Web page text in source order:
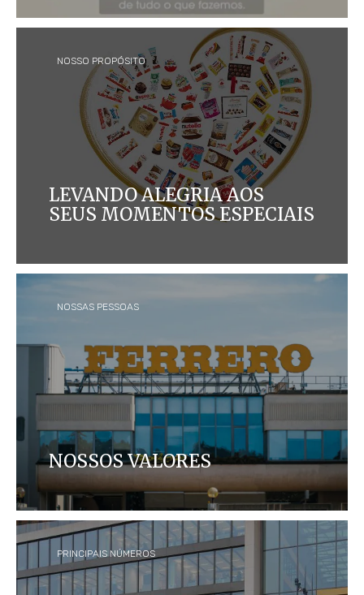
de tudo o que fazemos
NOSSO PROPÓSITO
LEVANDO ALEGRIA AOS
SEUS MOMENTOS ESPECIAIS
enquanto cuidamos das pessoas e do planeta.
NOSSAS PESSOAS
NOSSOS VALORES
Saiba mais sobre a Equipe de Liderança da Ferrero,
os nossos Valores e a nossa Fundação.
PRINCIPAIS NÚMEROS